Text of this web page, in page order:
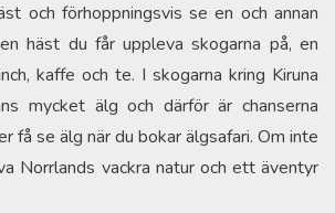
och förhoppningsvis se en och annan
häst du får uppleva skogarna på, en
kaffe och te. I skogarna kring Kiruna
mycket älg och därför är chanserna
få se älg när du bokar älgsafari. Om inte
Norrlands vackra natur och ett äventyr